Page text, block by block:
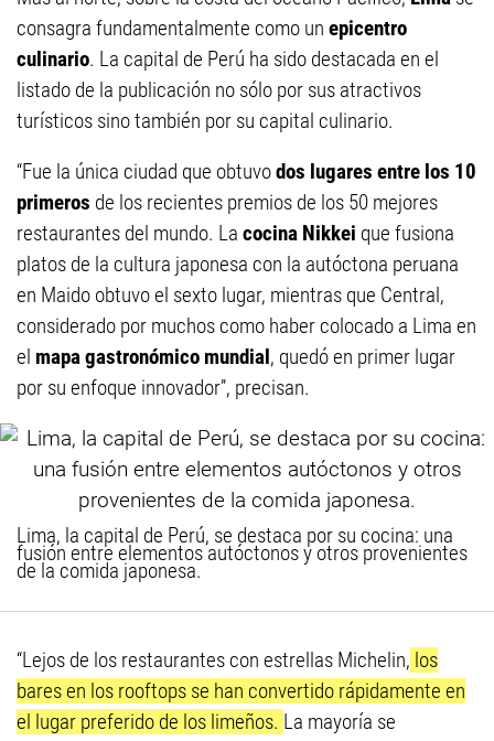
consagra fundamentalmente como un epicentro
culinario. La capital de Perú ha sido destacada en el
listado de la publicación no sólo por sus atractivos
turísticos sino también por su capital culinario.
“Fue la única ciudad que obtuvodos lugares entre los 10
primeros de los recientes premios de los 50 mejores
restaurantes del mundo. La cocina Nikkei que fusiona
platos de la cultura japonesa con la autóctona peruana
en Maido obtuvo el sexto lugar, mientras que Central,
considerado por muchos como haber colocado a Lima en
el mapa gastronómico mundial, quedó en primer lugar
por su enfoque innovador”, precisan.
Lima, la capital de Perú, se destaca por su cocina: una
fusión entre elementos autóctonos y otros provenientes
de la comida japonesa.
“Lejos de los restaurantes con estrellas Michelin, los
bares en los rooftops se han convertido rápidamente en
el lugar preferido de los limeños. La mayoría se